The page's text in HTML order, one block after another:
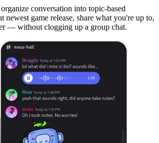
conversation into topic-based
newest game release, share what you're up to,
— without clogging up a group chat.